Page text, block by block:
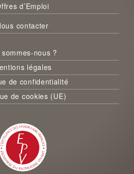
d’Emploi
contacter
nous ?
légales
de confidentialité
de cookies (UE)